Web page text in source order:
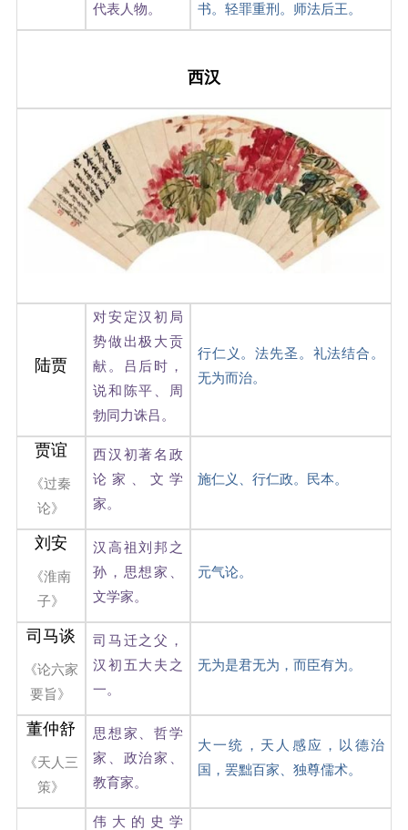
代表人物。
书。轻罪重刑。师法后王。
西汉
陆贾
对安定汉初局
势做出极大贡
献。吕后时，
说和陈平、周
勃同力诛吕。
行仁义。法先圣。礼法结合。
无为而治。
贾谊
《过秦
论》
西汉初著名政
论家、文学
家。
施仁义、行仁政。民本。
刘安
《淮南
子》
汉高祖刘邦之
孙，思想家、
文学家。
元气论。
司马谈
《论六家
要旨》
司马迁之父，
汉初五大夫之
一。
无为是君无为，而臣有为。
董仲舒
《天人三
策》
思想家、哲学
家、政治家、
教育家。
大一统，天人感应，以德治
国，罢黜百家、独尊儒术。
伟大的史学